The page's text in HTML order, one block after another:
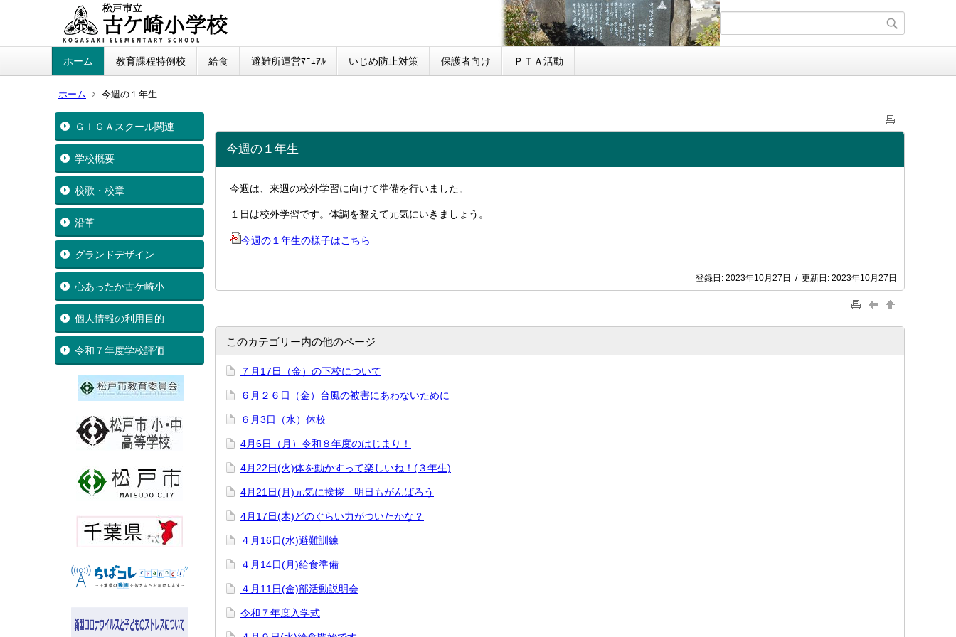
ホーム 教育課程特例校 給食 避難所運営ﾏﾆｭｱﾙ いじめ防止対策 保護者向け ＰＴＡ活動
ホーム 今週の１年生
ＧＩＧＡスクール関連
学校概要
校歌・校章
沿革
グランドデザイン
心あったか古ケ崎小
個人情報の利用目的
令和７年度学校評価
今週の１年生
今週は、来週の校外学習に向けて準備を行いました。
１日は校外学習です。体調を整えて元気にいきましょう。
今週の１年生の様子はこちら
登録日: 2023年10月27日 / 更新日: 2023年10月27日
このカテゴリー内の他のページ
７月17日（金）の下校について
６月２６日（金）台風の被害にあわないために
６月3日（水）休校
4月6日（月）令和８年度のはじまり！
4月22日(火)体を動かすって楽しいね！(３年生)
4月21日(月)元気に挨拶 明日もがんばろう
4月17日(木)どのぐらい力がついたかな？
４月16日(水)避難訓練
４月14日(月)給食準備
４月11日(金)部活動説明会
令和７年度入学式